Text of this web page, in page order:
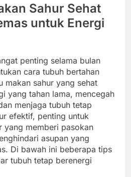
Sahur Sehat
untuk Energi
penting selama bulan
cara tubuh bertahan
makan sahur yang sehat
yang tahan lama, mencegah
menjaga tubuh tetap
efektif, penting untuk
yang memberi pasokan
asupan yang
Di bawah ini beberapa tips
tubuh tetap berenergi